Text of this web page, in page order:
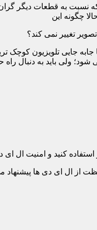
به قطعات دیگر
چگونه این
تغییر نمی کند؟
جایی تلویزیون
ولی باید به دنبال
کنید و امنیت ال
از ال ای دی ها